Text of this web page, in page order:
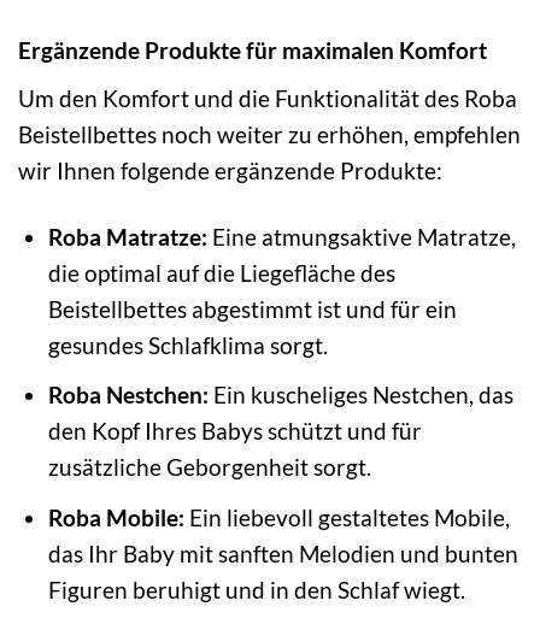
Ergänzende Produkte für maximalen Komfort
Um den Komfort und die Funktionalität des Roba
Beistellbettes noch weiter zu erhöhen, empfehlen
wir Ihnen folgende ergänzende Produkte:
Roba Matratze: Eine atmungsaktive Matratze,
die optimal auf die Liegefläche des
Beistellbettes abgestimmt ist und für ein
gesundes Schlafklima sorgt.
Roba Nestchen: Ein kuscheliges Nestchen, das
den Kopf Ihres Babys schützt und für
zusätzliche Geborgenheit sorgt.
Roba Mobile: Ein liebevoll gestaltetes Mobile,
das Ihr Baby mit sanften Melodien und bunten
Figuren beruhigt und in den Schlaf wiegt.